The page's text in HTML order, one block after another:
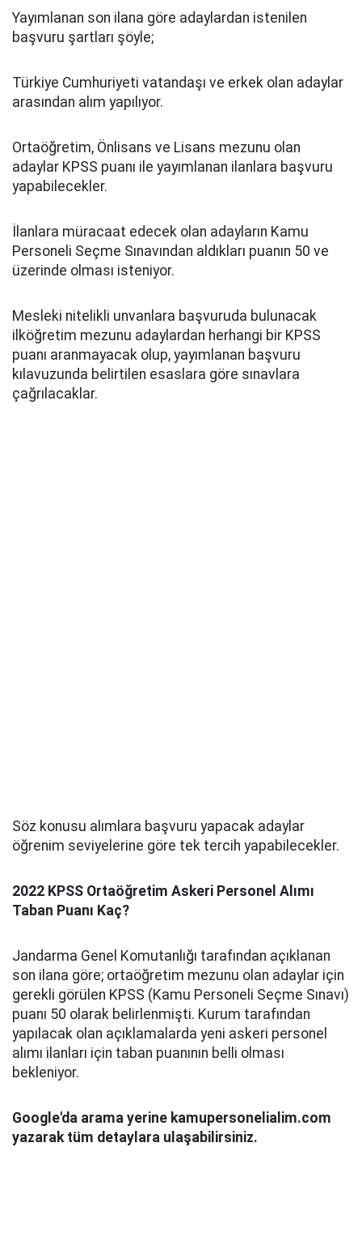
Yayımlanan son ilana göre adaylardan istenilen
başvuru şartları şöyle;
Türkiye Cumhuriyeti vatandaşı ve erkek olan adaylar
arasından alım yapılıyor.
Ortaöğretim, Önlisans ve Lisans mezunu olan
adaylar KPSS puanı ile yayımlanan ilanlara başvuru
yapabilecekler.
İlanlara müracaat edecek olan adayların Kamu
Personeli Seçme Sınavından aldıkları puanın 50 ve
üzerinde olması isteniyor.
Mesleki nitelikli unvanlara başvuruda bulunacak
ilköğretim mezunu adaylardan herhangi bir KPSS
puanı aranmayacak olup, yayımlanan başvuru
kılavuzunda belirtilen esaslara göre sınavlara
çağrılacaklar.
Söz konusu alımlara başvuru yapacak adaylar
öğrenim seviyelerine göre tek tercih yapabilecekler.
2022 KPSS Ortaöğretim Askeri Personel Alımı
Taban Puanı Kaç?
Jandarma Genel Komutanlığı tarafından açıklanan
son ilana göre; ortaöğretim mezunu olan adaylar için
gerekli görülen KPSS (Kamu Personeli Seçme Sınavı)
puanı 50 olarak belirlenmişti. Kurum tarafından
yapılacak olan açıklamalarda yeni askeri personel
alımı ilanları için taban puanının belli olması
bekleniyor.
Google'da arama yerine kamupersonelialim.com
yazarak tüm detaylara ulaşabilirsiniz.